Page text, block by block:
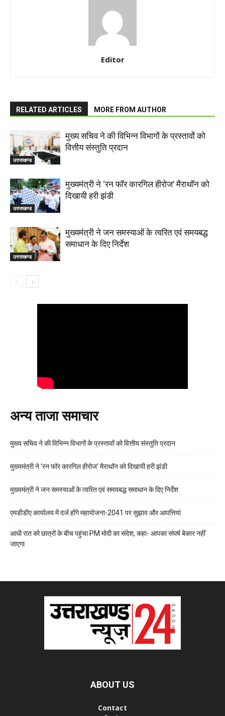
Editor
RELATED ARTICLES MORE FROM AUTHOR
उत्तराखण्ड
मुख्य सचिव ने की विभिन्न विभागों के प्रस्तावों को
वित्तीय संस्तुति प्रदान
उत्तराखण्ड
मुख्यमंत्री ने ‘रन फॉर कारगिल हीरोज’ मैराथॉन को
दिखायी हरी झंडी
उत्तराखण्ड
मुख्यमंत्री ने जन समस्याओं के त्वरित एवं समयबद्ध
समाधान के दिए निर्देश
अन्य ताजा समाचार
मुख्य सचिव ने की विभिन्न विभागों के प्रस्तावों को वित्तीय संस्तुति प्रदान
मुख्यमंत्री ने ‘रन फॉर कारगिल हीरोज’ मैराथॉन को दिखायी हरी झंडी
मुख्यमंत्री ने जन समस्याओं के त्वरित एवं समयबद्ध समाधान के दिए निर्देश
एमडीडीए कार्यालय में दर्ज होंगे महायोजना-2041 पर सुझाव और आपत्तियां
आधी रात को छात्रों के बीच पहुंचा PM मोदी का संदेश, कहा- आपका संघर्ष बेकार नहीं
जाएगा
ABOUT US
Contact